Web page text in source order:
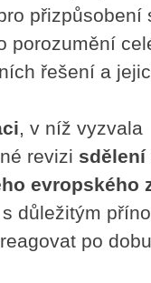
přizpůsobení
porozumění
řešení a
, v níž vyzvala
revizi sdělení
evropského
důležitým
po